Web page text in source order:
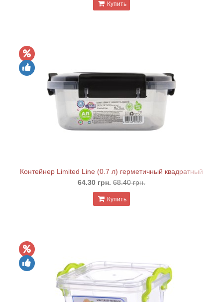
Купить
Контейнер Limited Line (0.7 л) герметичный квадратный
64.30 грн. 68.40 грн.
Купить